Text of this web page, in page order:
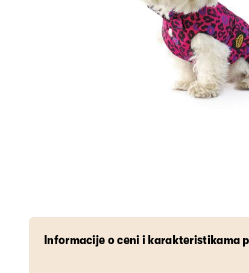
Informacije o ceni i karakteristikama